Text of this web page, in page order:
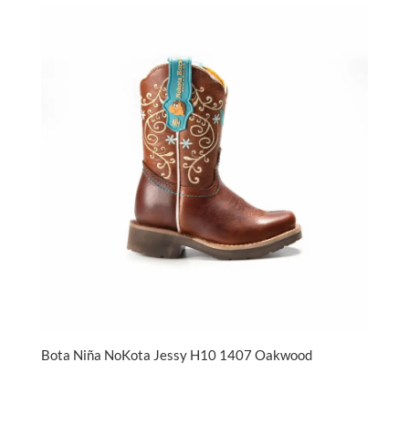
Bota Niña NoKota Jessy H10 1407 Oakwood